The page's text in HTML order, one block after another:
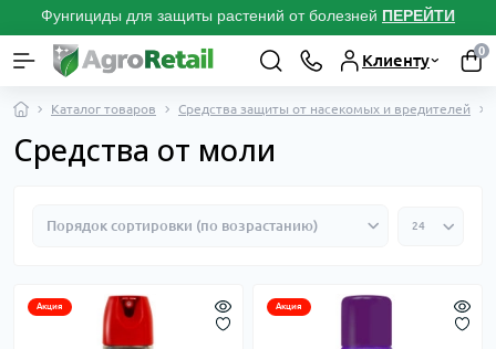
Фунгициды для защиты растений от болезней ПЕРЕЙТИ
Клиенту
0
Каталог товаров Средства защиты от насекомых и вредителей
Средства от моли
Акция Акция